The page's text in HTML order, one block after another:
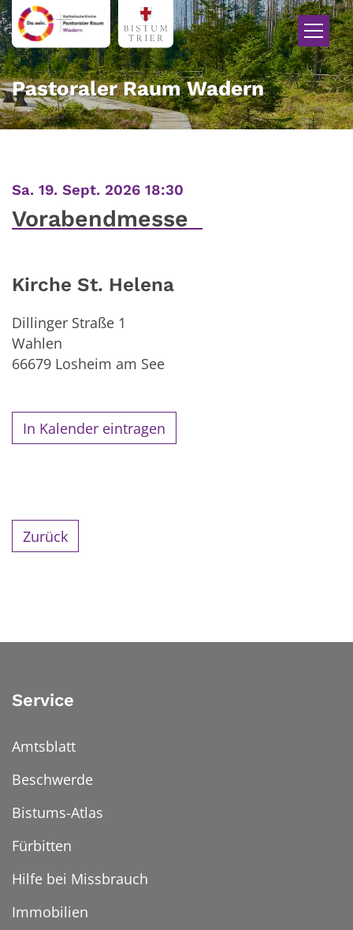
Zum Inhalt springen
Pastoraler Raum Wadern
Sa. 19. Sept. 2026 18:30
Vorabendmesse
Kirche St. Helena
Dillinger Straße 1
Wahlen
66679 Losheim am See
In Kalender eintragen
Zurück
Service
Amtsblatt
Beschwerde
Bistums-Atlas
Fürbitten
Hilfe bei Missbrauch
Immobilien